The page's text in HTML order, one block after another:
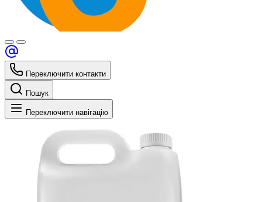
Переключити контакти
Пошук
Переключити навігацію